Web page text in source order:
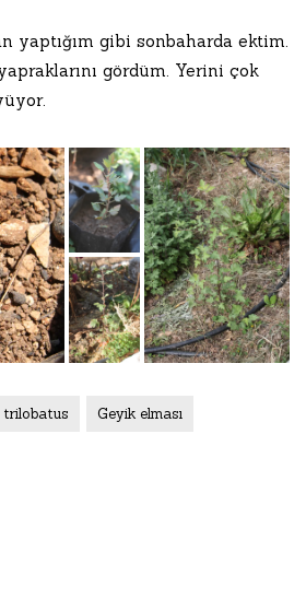
yaptığım gibi sonbaharda ektim.
gördüm. Yerini çok
trilobatus Geyik elması